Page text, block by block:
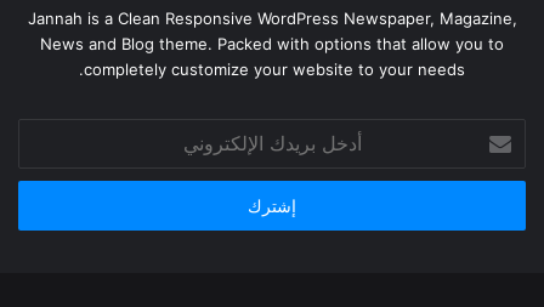
Jannah is a Clean Responsive WordPress Newspaper, Magazine,
News and Blog theme. Packed with options that allow you to
completely customize your website to your needs.
بريدك
الإلكتروني